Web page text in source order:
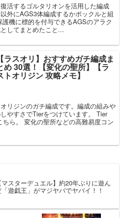
活するゴルタリオンを活用した編成
外にAGS3体編成するかポックルと組
機に標的を付与できるAGSのアラク
してまとめたこと...
【ラスオリ】おすすめガチ編成ま
め 30選！【変化の聖所】【ラ
トオリジン 攻略メモ】
リジンのガチ編成です。編成の組みや
やすさでTierをつけています。 Tier
ら。 変化の聖所などの高難易度コン
マスターデュエル】約20年ぶりに遊ん
「遊戯王」がマジヤバでヤバイ！！